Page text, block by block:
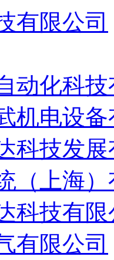
有限公司
动化科
机电设
科技发
（上海
科技有限
有限公司